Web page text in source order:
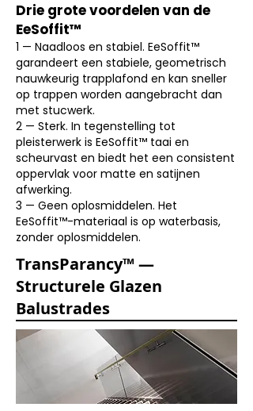
Drie grote voordelen van de
EeSoffit™
1 — Naadloos en stabiel. EeSoffit™
garandeert een stabiele, geometrisch
nauwkeurig trapplafond en kan sneller
op trappen worden aangebracht dan
met stucwerk.
2 — Sterk. In tegenstelling tot
pleisterwerk is EeSoffit™ taai en
scheurvast en biedt het een consistent
oppervlak voor matte en satijnen
afwerking.
3 — Geen oplosmiddelen. Het
EeSoffit™-materiaal is op waterbasis,
zonder oplosmiddelen.
TransParancy™ —
Structurele Glazen
Balustrades